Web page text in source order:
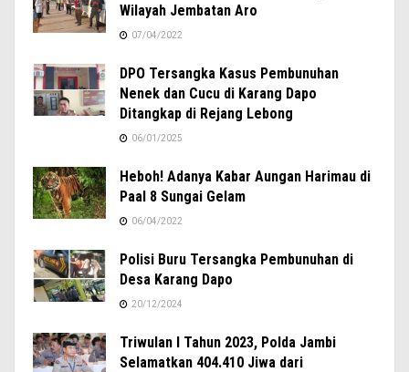
Wilayah Jembatan Aro
07/04/2022
DPO Tersangka Kasus Pembunuhan
Nenek dan Cucu di Karang Dapo
Ditangkap di Rejang Lebong
06/01/2025
Heboh! Adanya Kabar Aungan Harimau di
Paal 8 Sungai Gelam
06/04/2022
Polisi Buru Tersangka Pembunuhan di
Desa Karang Dapo
20/12/2024
Triwulan I Tahun 2023, Polda Jambi
Selamatkan 404.410 Jiwa dari